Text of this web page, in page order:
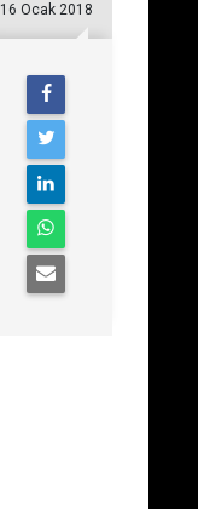
16 Ocak 2018